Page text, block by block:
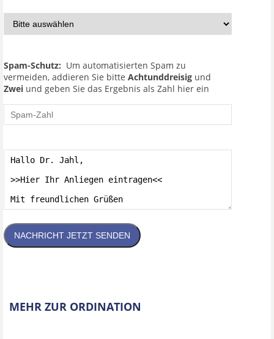
Spam-Schutz: Um automatisierten Spam zu
vermeiden, addieren Sie bitte Achtunddreisig und
Zwei und geben Sie das Ergebnis als Zahl hier ein
NACHRICHT JETZT SENDEN
MEHR ZUR ORDINATION